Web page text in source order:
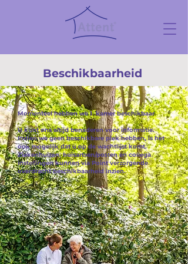
Beschikbaarheid
Momenteel hebben we 1 kamer beschikbaar
U kunt ons altijd benaderen voor informatie.
Indien we geen beschikbare plek hebben, is het
ook mogelijk dat u op de wachtlijst komt.
Ziekenhuizen, huisartsen/posten en collega
instellingen kunnen via Point verzorgende
overdracht beschikbaarheid inzien.